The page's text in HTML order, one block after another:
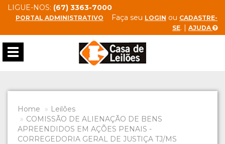
LIGUE-NOS: (67) 3363-7000
PORTAL ADMINISTRATIVO Faça seu LOGIN ou CADASTRE-
SE. | AJUDA
Toggle
navigation
Home
Leilões
COMISSÃO DE ALIENAÇÃO DE BENS
APREENDIDOS EM AÇÕES PENAIS -
CORREGEDORIA GERAL DE JUSTIÇA TJ/MS